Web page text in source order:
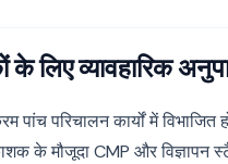
के लिए व्यावहारिक
पांच परिचालन कार्यों में विभाजित
के मौजूदा CMP और विज्ञापन